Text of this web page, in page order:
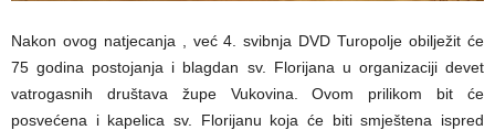
Nakon ovog natjecanja , već 4. svibnja DVD Turopolje obilježit će
75 godina postojanja i blagdan sv. Florijana u organizaciji devet
vatrogasnih društava župe Vukovina. Ovom prilikom bit će
posvećena i kapelica sv. Florijanu koja će biti smještena ispred